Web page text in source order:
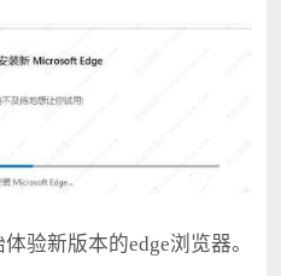
新版本的edge浏览器。